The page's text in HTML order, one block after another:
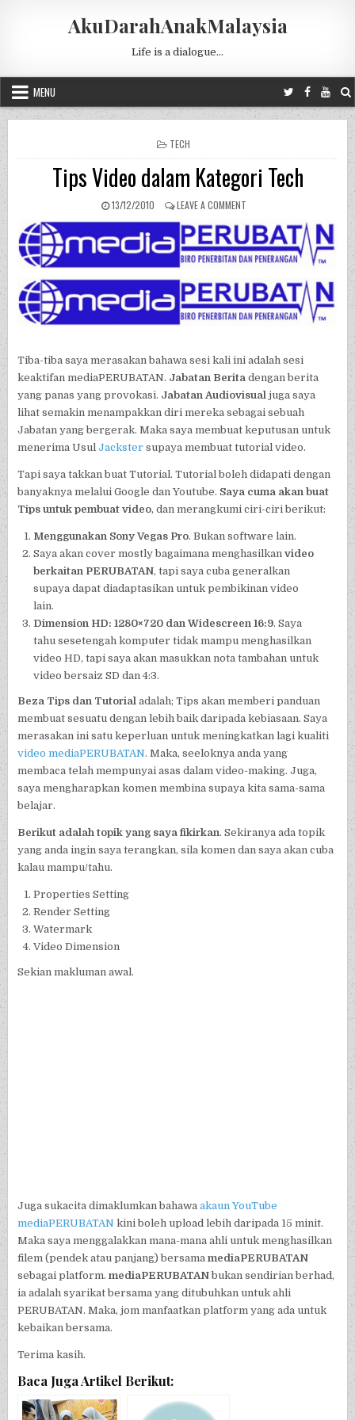
AkuDarahAnakMalaysia
Life is a dialogue…
MENU
POSTED IN
TECH
Tips Video dalam Kategori Tech
PUBLISHED DATE:
13/12/2010 LEAVE A COMMENTON TIPS VIDEO DALAM
Tiba-tiba saya merasakan bahawa sesi kali ini adalah sesi
keaktifan mediaPERUBATAN. Jabatan Berita dengan berita
yang panas yang provokasi. Jabatan Audiovisual juga saya
lihat semakin menampakkan diri mereka sebagai sebuah
Jabatan yang bergerak. Maka saya membuat keputusan untuk
menerima UsulJackster supaya membuat tutorial video.
Tapi saya takkan buat Tutorial. Tutorial boleh didapati dengan
banyaknya melalui Google dan Youtube. Saya cuma akan buat
Tips untuk pembuat video, dan merangkumi ciri-ciri berikut:
Menggunakan Sony Vegas Pro. Bukan software lain.
Saya akan cover mostly bagaimana menghasilkanvideo
berkaitan PERUBATAN, tapi saya cuba generalkan
supaya dapat diadaptasikan untuk pembikinan video
lain.
Dimension HD: 1280×720 dan Widescreen 16:9. Saya
tahu sesetengah komputer tidak mampu menghasilkan
video HD, tapi saya akan masukkan nota tambahan untuk
video bersaiz SD dan 4:3.
Beza Tips dan Tutorial adalah; Tips akan memberi panduan
membuat sesuatu dengan lebih baik daripada kebiasaan. Saya
merasakan ini satu keperluan untuk meningkatkan lagi kualiti
video mediaPERUBATAN. Maka, seeloknya anda yang
membaca telah mempunyai asas dalam video-making. Juga,
saya mengharapkan komen membina supaya kita sama-sama
belajar.
Berikut adalah topik yang saya fikirkan. Sekiranya ada topik
yang anda ingin saya terangkan, sila komen dan saya akan cuba
kalau mampu/tahu.
Properties Setting
Render Setting
Watermark
Video Dimension
Sekian makluman awal.
Juga sukacita dimaklumkan bahawaakaun YouTube
mediaPERUBATAN kini boleh upload lebih daripada 15 minit.
Maka saya menggalakkan mana-mana ahli untuk menghasilkan
filem (pendek atau panjang) bersamamediaPERUBATAN
sebagai platform.mediaPERUBATANbukan sendirian berhad,
ia adalah syarikat bersama yang ditubuhkan untuk ahli
PERUBATAN. Maka, jom manfaatkan platform yang ada untuk
kebaikan bersama.
Terima kasih.
Baca Juga Artikel Berikut: